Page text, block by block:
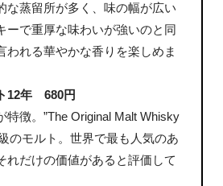
な蒸留所が多く、味の幅が広い
ーで重厚な味わいが強いのと同
われる華やかな香りを楽しめま
12年 680円
特徴。”The Original Malt Whisky
のモルト。世界で最も人気のあ
れだけの価値があると評価して